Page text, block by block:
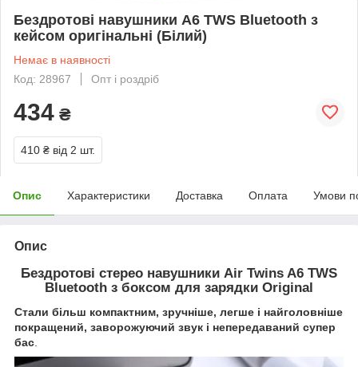
Бездротові навушники A6 TWS Bluetooth з
кейсом оригінальні (Білий)
Немає в наявності
Код: 28967
Опт і роздріб
434 ₴
410 ₴ від 2 шт.
Опис Характеристики Доставка Оплата Умови
Опис
Бездротові стерео навушники Air Twins A6 TWS
Bluetooth з боксом для зарядки Original
Стали більш компактним, зручніше, легше і найголовніше
покращений, заворожуючий звук і непередаваний супер
бас